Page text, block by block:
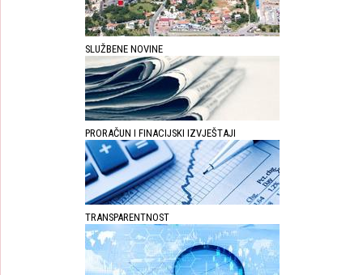
SLUŽBENE NOVINE
PRORAČUN I FINACIJSKI IZVJEŠTAJI
TRANSPARENTNOST